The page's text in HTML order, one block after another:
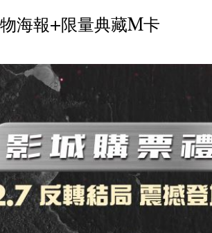
海報+限量典藏M卡